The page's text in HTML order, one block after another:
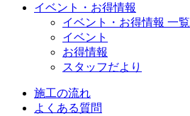
イベント・お得情報
イベント・お得情報 一覧
イベント
お得情報
スタッフだより
施工の流れ
よくある質問